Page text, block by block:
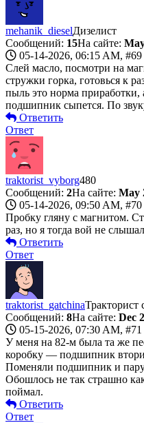
mehanik_dieselДизелист
Сообщений: 15На сайте:
05-14-2026, 06:15 AM, #69
Слей масло, посмотри на
стружки горка, готовься к
пыль это норма приработки,
подшипник сыпется. По
Ответить
Ответ
traktorist_vyborg480
Сообщений: 2На сайте: May
05-14-2026, 09:50 AM, #70
Пробку гляну с магнитом.
раз, но я тогда вой не
Ответить
Ответ
traktorist_gatchinaТракторист
Сообщений: 8На сайте: Dec
05-15-2026, 07:30 AM, #71
У меня на 82-м была та же
коробку — подшипник
Поменяли подшипник и
Обошлось не так страшно
поймал.
Ответить
Ответ